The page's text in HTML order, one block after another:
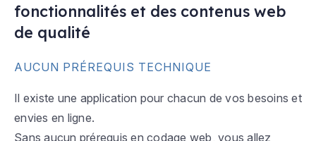
fonctionnalités et des contenus web
de qualité
AUCUN PRÉREQUIS TECHNIQUE
Il existe une application pour chacun de vos besoins et
envies en ligne.
Sans aucun prérequis en codage web, vous allez